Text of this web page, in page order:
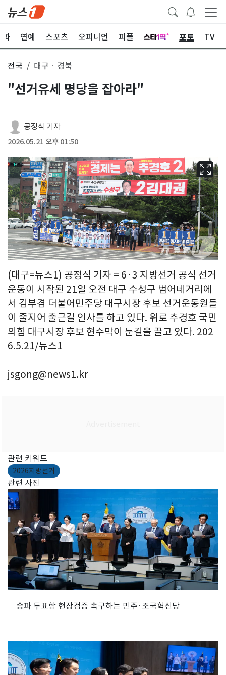
화 연예 스포츠 오피니언 피플 포토 TV
전국 대구ㆍ경북
"선거유세 명당을 잡아라"
공정식 기자
2026.05.21 오후 01:50
(대구=뉴스1) 공정식 기자 = 6·3 지방선거 공식 선거
운동이 시작된 21일 오전 대구 수성구 범어네거리에
서 김부겸 더불어민주당 대구시장 후보 선거운동원들
이 줄지어 출근길 인사를 하고 있다. 위로 추경호 국민
의힘 대구시장 후보 현수막이 눈길을 끌고 있다. 202
6.5.21/뉴스1
jsgong@news1.kr
관련 키워드
2026지방선거
관련 사진
송파 투표함 현장검증 촉구하는 민주·조국혁신당